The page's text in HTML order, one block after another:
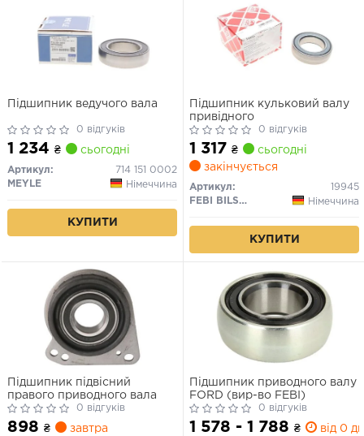
Підшипник ведучого вала
0 відгуків
1 234 ₴ сьогодні
Артикул:
714 151 0002
MEYLE
Німеччина
КУПИТИ
Підшипник кульковий валу
привідного
0 відгуків
1 317 ₴
сьогодні
закінчується
Артикул:
19945
FEBI BILSTEIN
Німеччина
КУПИТИ
Підшипник підвісний
правого приводного вала
0 відгуків
898 ₴
завтра
Підшипник приводного валу
FORD (вир-во FEBI)
0 відгуків
1 578 - 1 788 ₴
від 0